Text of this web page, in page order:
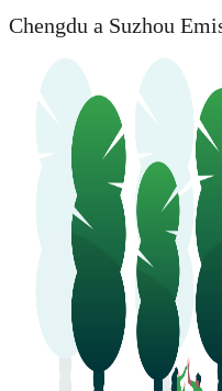
Chengdu
Chengdu a Suzhou